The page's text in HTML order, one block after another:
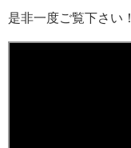
是非一度ご覧下さい！